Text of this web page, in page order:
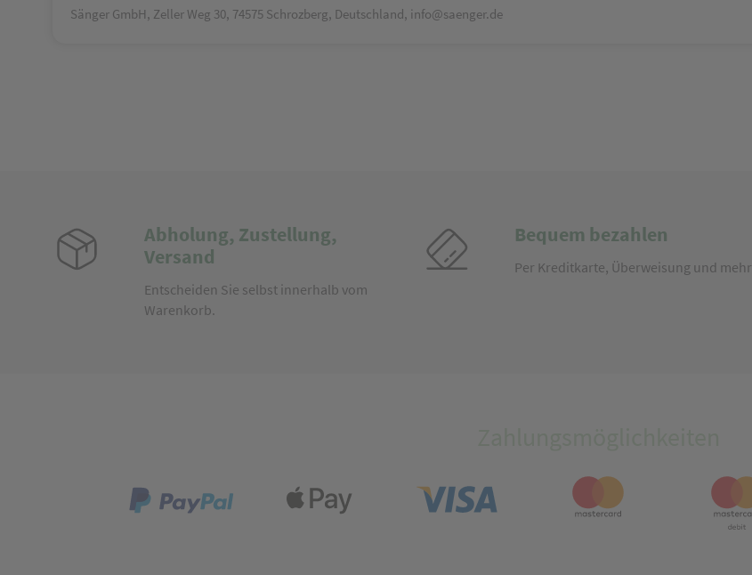
Sänger GmbH, Zeller Weg 30, 74575 Schrozberg, Deutschland, info@saenger.de
Abholung, Zustellung,
Versand
Entscheiden Sie selbst innerhalb vom
Warenkorb.
Bequem bezahlen
Per Kreditkarte, Überweisung und mehr